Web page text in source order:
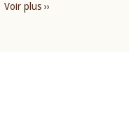
Voir plus ››